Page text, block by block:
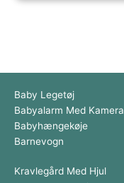
Baby Legetøj
Babyalarm Med Kamera
Babyhængekøje
Barnevogn
Kravlegård Med Hjul